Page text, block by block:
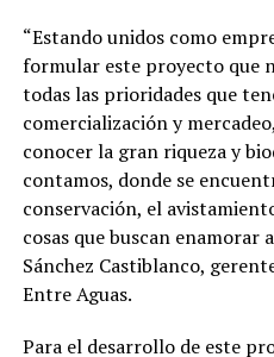
“Estando unidos como
formular este proyecto que
todas las prioridades que
comercialización y
conocer la gran riqueza y
contamos, donde se
conservación, el
cosas que buscan enamorar
Sánchez Castiblanco,
Entre Aguas.
Para el desarrollo de este